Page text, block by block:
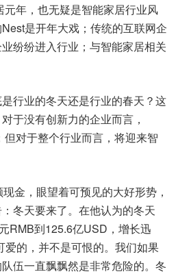
年，也无疑是智能家居行业风
是开年大戏；传统的互联网企
纷纷进入行业；与智能家居相关
行业的冬天还是行业的春天？这
于没有创新力的企业而言，
对于整个行业而言，将迎来智
金，眼望着可预见的大好形势，
冬天要来了。在他认为的冬天
RMB到125.6亿USD，增长迅
爱的，并不是可恨的。我们如果
伍一直飘飘然是非常危险的。冬